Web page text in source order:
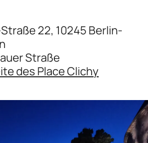
22, 10245 Berlin-
Straße
des Place Clichy